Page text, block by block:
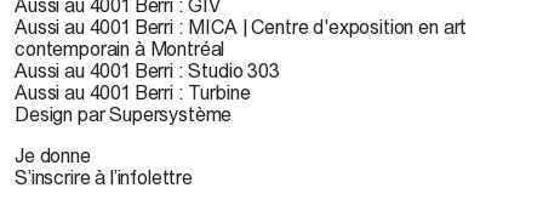
Aussi au 4001 Berri : MICA | Centre d'exposition en art
contemporain à Montréal
Aussi au 4001 Berri : Studio 303
Aussi au 4001 Berri : Turbine
Design par Supersystème
Je donne
S’inscrire à l’infolettre